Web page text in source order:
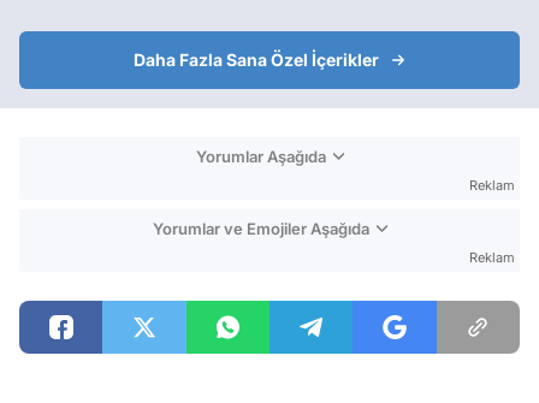
Daha Fazla Sana Özel İçerikler
Yorumlar Aşağıda
Reklam
Yorumlar ve Emojiler Aşağıda
Reklam